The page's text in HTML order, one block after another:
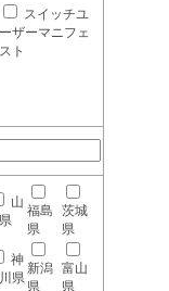
スイッチユ
ーザーマニフェ
スト
山
福島
県
茨城
県
神
県
新潟
県
富山
県